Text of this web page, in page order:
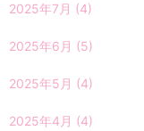
2025年7月 (4)
2025年6月 (5)
2025年5月 (4)
2025年4月 (4)